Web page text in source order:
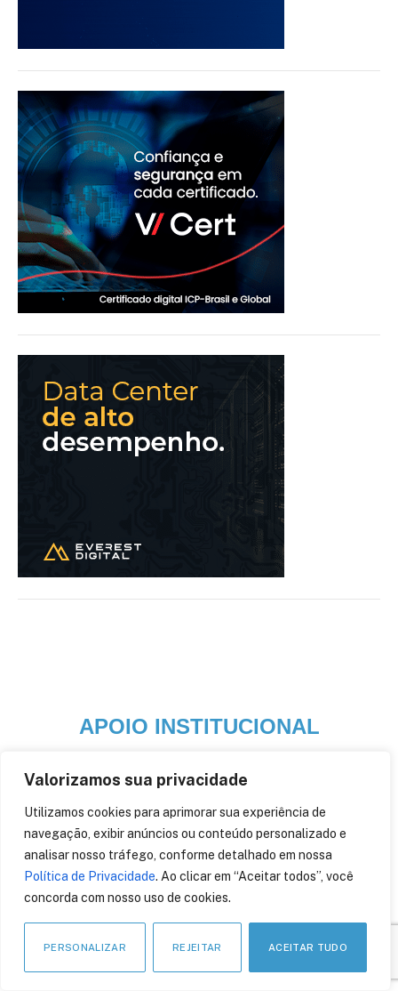
Valorizamos sua privacidade
Utilizamos cookies para aprimorar sua experiência de
navegação, exibir anúncios ou conteúdo personalizado e
analisar nosso tráfego, conforme detalhado em nossa
Política de Privacidade. Ao clicar em “Aceitar todos”, você
concorda com nosso uso de cookies.
PERSONALIZAR REJEITAR ACEITAR TUDO
APOIO INSTITUCIONAL